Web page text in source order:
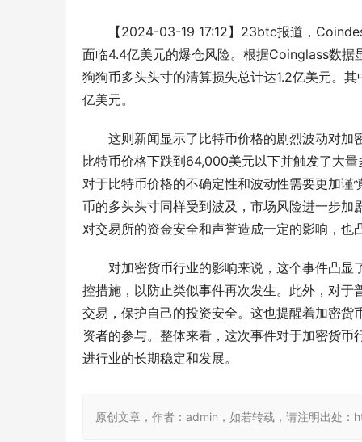
【2024-03-19 17:12】23btc报道，
面临4.4亿美元的爆仓风险。根据Coinglass数据
狗狗币多头头寸的清算损失总计达1.2亿美元。
亿美元。
这则新闻显示了比特币价格的剧烈波动对
比特币价格下跌到64,000美元以下并触发了大
对于比特币价格的不确定性和波动性需要更加
币的多头头寸同样受到波及，市场风险进一步
对交易所的资金安全和声誉造成一定的影响，也
对加密货币行业的影响来说，这个事件凸
控措施，以防止类似事件再次发生。此外，对
交易，保护自己的投资安全。这也提醒着加密
资者的参与。整体来看，这次事件对于加密货
进行业的长期稳定和发展。
原创文章，作者：admin，如若转载，请注明出处